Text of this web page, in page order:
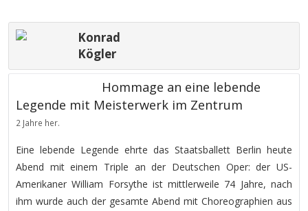
Konrad
Kögler
Hommage an eine lebende
Legende mit Meisterwerk im Zentrum
2 Jahre her.
Eine lebende Legende ehrte das Staatsballett Berlin heute
Abend mit einem Triple an der Deutschen Oper: der US-
Amerikaner William Forsythe ist mittlerweile 74 Jahre, nach
ihm wurde auch der gesamte Abend mit Choreographien aus